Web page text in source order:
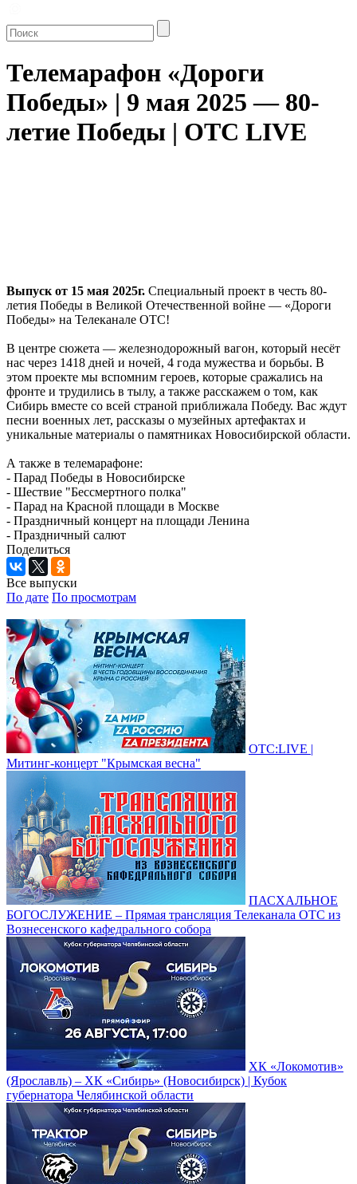
Телемарафон «Дороги
Победы» | 9 мая 2025 — 80-
летие Победы | ОТС LIVE
Выпуск от 15 мая 2025г. Специальный проект в честь 80-
летия Победы в Великой Отечественной войне — «Дороги
Победы» на Телеканале ОТС!
В центре сюжета — железнодорожный вагон, который несёт
нас через 1418 дней и ночей, 4 года мужества и борьбы. В
этом проекте мы вспомним героев, которые сражались на
фронте и трудились в тылу, а также расскажем о том, как
Сибирь вместе со всей страной приближала Победу. Вас ждут
песни военных лет, рассказы о музейных артефактах и
уникальные материалы о памятниках Новосибирской области.
А также в телемарафоне:
- Парад Победы в Новосибирске
- Шествие "Бессмертного полка"
- Парад на Красной площади в Москве
- Праздничный концерт на площади Ленина
- Праздничный салют
Поделиться
Все выпуски
По дате По просмотрам
ОТС:LIVE |
Митинг-концерт "Крымская весна"
ПАСХАЛЬНОЕ
БОГОСЛУЖЕНИЕ – Прямая трансляция Телеканала ОТС из
Вознесенского кафедрального собора
ХК «Локомотив»
(Ярославль) – ХК «Сибирь» (Новосибирск) | Кубок
губернатора Челябинской области